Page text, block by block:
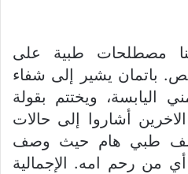
مصطلحات طبية على
باتمان يشير إلى شفاء
اليابسة، ويختتم بقولة
الاخرين أشاروا إلى حالات
طبي هام حيث وصف
من رحم امه. الإجمالية